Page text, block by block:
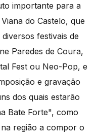
importante para a
do Castelo, que
festivais de
Paredes de Coura,
Fest ou Neo-Pop, e
e gravação
dos quais estarão
Bate Forte", como
região a compor o